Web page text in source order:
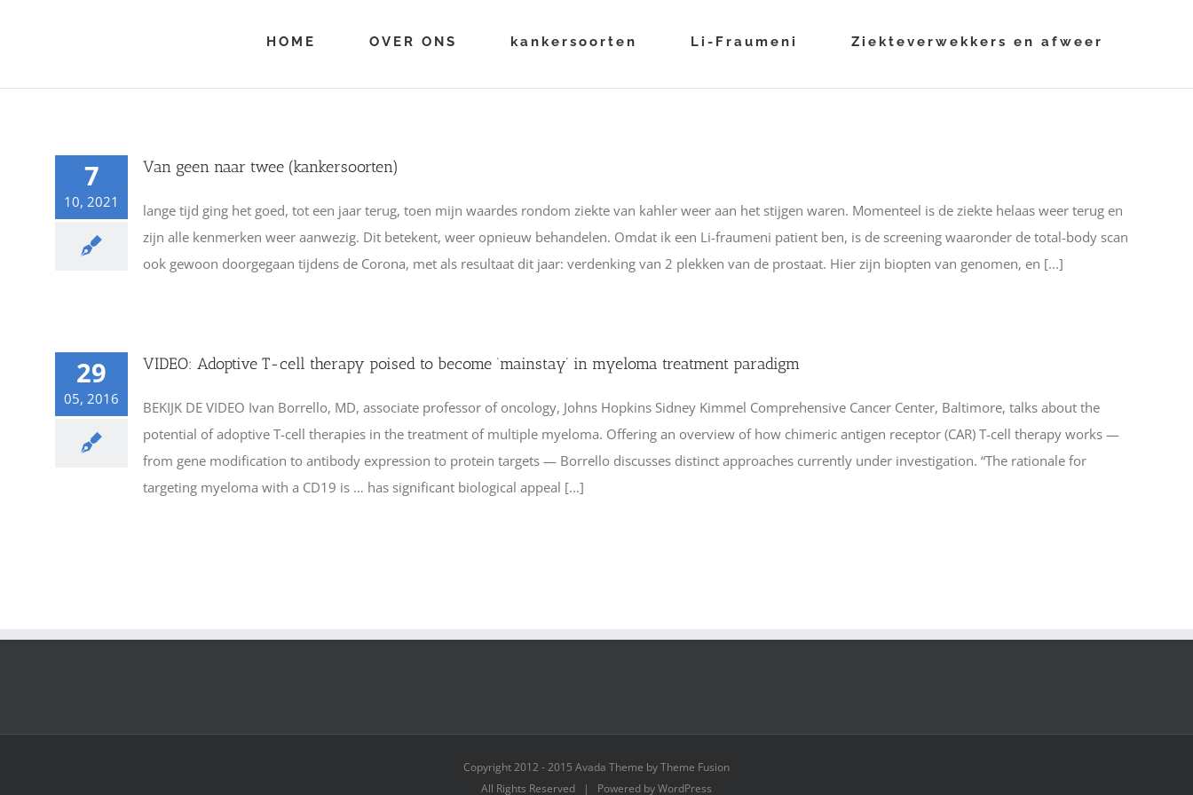
HOME OVER ONS kankersoorten Li-Fraumeni Ziekteverwekkers en afweer
7
10, 2021
Van geen naar twee (kankersoorten)
lange tijd ging het goed, tot een jaar terug, toen mijn waardes rondom ziekte van kahler weer aan het stijgen waren. Momenteel is de ziekte helaas weer terug en
zijn alle kenmerken weer aanwezig. Dit betekent, weer opnieuw behandelen. Omdat ik een Li-fraumeni patient ben, is de screening waaronder de total-body scan
ook gewoon doorgegaan tijdens de Corona, met als resultaat dit jaar: verdenking van 2 plekken van de prostaat. Hier zijn biopten van genomen, en [...]
29
05, 2016
VIDEO: Adoptive T-cell therapy poised to become ‘mainstay’ in myeloma treatment paradigm
BEKIJK DE VIDEO Ivan Borrello, MD, associate professor of oncology, Johns Hopkins Sidney Kimmel Comprehensive Cancer Center, Baltimore, talks about the
potential of adoptive T-cell therapies in the treatment of multiple myeloma. Offering an overview of how chimeric antigen receptor (CAR) T-cell therapy works —
from gene modification to antibody expression to protein targets — Borrello discusses distinct approaches currently under investigation. “The rationale for
targeting myeloma with a CD19 is … has significant biological appeal [...]
Copyright 2012 - 2015 Avada Theme by Theme Fusion
All Rights Reserved | Powered by WordPress